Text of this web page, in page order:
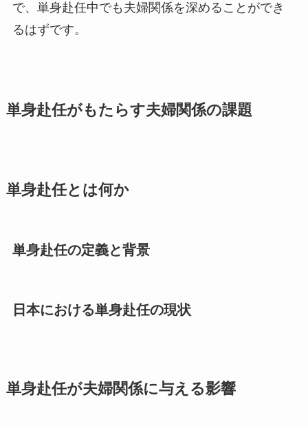
で、単身赴任中でも夫婦関係を深めることができ
るはずです。
単身赴任がもたらす夫婦関係の課題
単身赴任とは何か
単身赴任の定義と背景
日本における単身赴任の現状
単身赴任が夫婦関係に与える影響